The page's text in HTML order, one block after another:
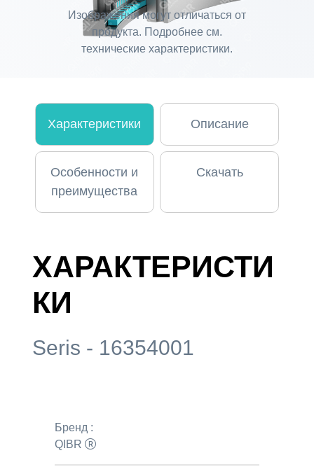
Изображения могут отличаться от
продукта. Подробнее см.
технические характеристики.
Характеристики Описание
Особенности и
преимущества
Скачать
ХАРАКТЕРИСТИ
КИ
Seris - 16354001
Бренд :
QIBR